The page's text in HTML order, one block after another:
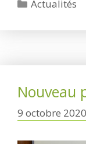
Actualités
Nouveau
9 octobre 2020